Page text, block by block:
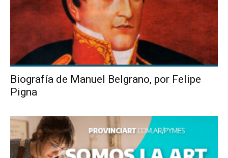
Biografía de Manuel Belgrano, por Felipe
Pigna